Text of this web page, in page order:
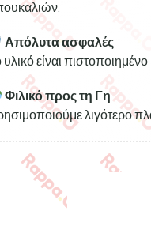
Απόλυτα ασφαλές
υλικό είναι
Φιλικό προς τη Γη
λιγότερο